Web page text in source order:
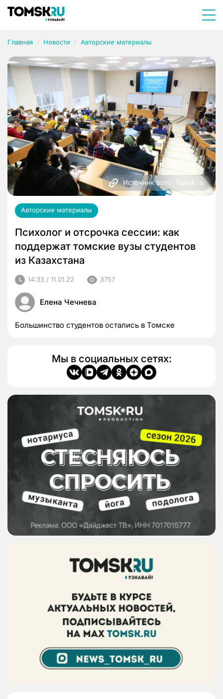
Главная Новости Авторские материалы
Источник фото: Tomsk.ru
Авторские материалы
Психолог и отсрочка сессии: как
поддержат томские вузы студентов
из Казахстана
14:33 / 11.01.22 3757
Елена Чечнева
Большинство студентов остались в Томске
Мы в социальных сетях: